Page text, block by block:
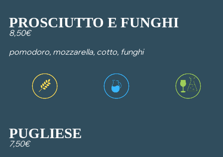
PROSCIUTTO E FUNGHI
8,50€
pomodoro, mozzarella, cotto, funghi
PUGLIESE
7,50€